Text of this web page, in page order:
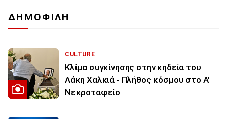
ΔΗΜΟΦΙΛΗ
CULTURE
Κλίμα συγκίνησης στην κηδεία του
Λάκη Χαλκιά - Πλήθος κόσμου στο Α'
Νεκροταφείο